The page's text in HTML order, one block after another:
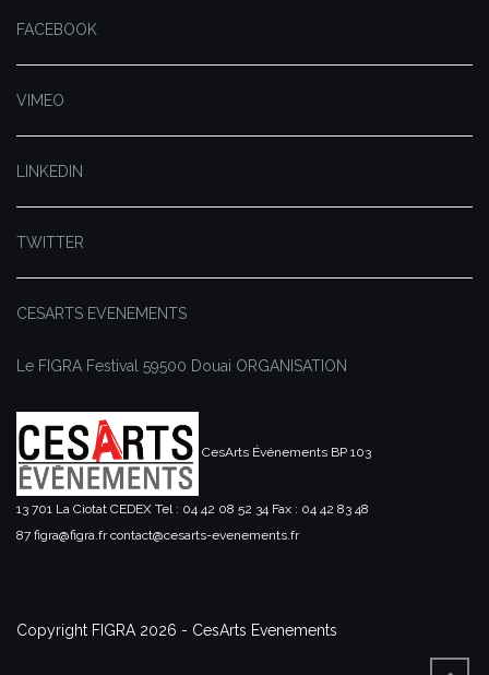
FACEBOOK
VIMEO
LINKEDIN
TWITTER
CESARTS EVENEMENTS
Le FIGRA Festival 59500 Douai ORGANISATION
CesArts Événements BP 103
13 701 La Ciotat CEDEX Tel : 04 42 08 52 34 Fax : 04 42 83 48
87 figra@figra.frcontact@cesarts-evenements.fr
Copyright FIGRA 2026 - CesArts Evenements